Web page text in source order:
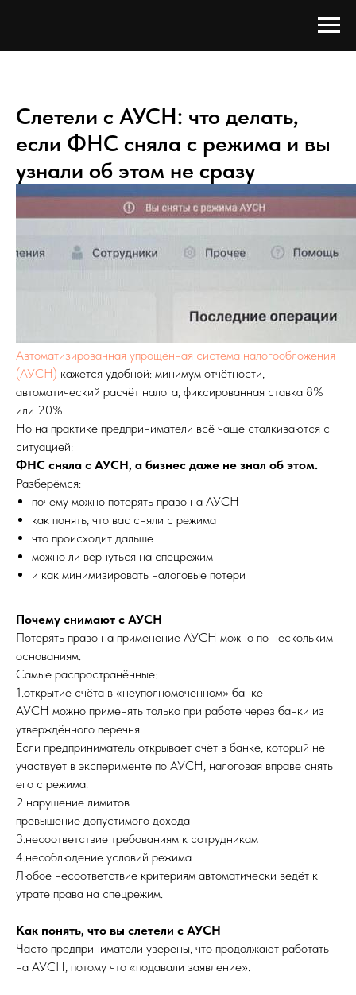
Слетели с АУСН: что делать,
если ФНС сняла с режима и вы
узнали об этом не сразу
Автоматизированная упрощённая система налогообложения
(АУСН) кажется удобной: минимум отчётности,
автоматический расчёт налога, фиксированная ставка 8%
или 20%.
Но на практике предприниматели всё чаще сталкиваются с
ситуацией:
ФНС сняла с АУСН, а бизнес даже не знал об этом.
Разберёмся:
почему можно потерять право на АУСН
как понять, что вас сняли с режима
что происходит дальше
можно ли вернуться на спецрежим
и как минимизировать налоговые потери
Почему снимают с АУСН
Потерять право на применение АУСН можно по нескольким
основаниям.
Самые распространённые:
1.открытие счёта в «неуполномоченном» банке
АУСН можно применять только при работе через банки из
утверждённого перечня.
Если предприниматель открывает счёт в банке, который не
участвует в эксперименте по АУСН, налоговая вправе снять
его с режима.
2.нарушение лимитов
превышение допустимого дохода
3.несоответствие требованиям к сотрудникам
4.несоблюдение условий режима
Любое несоответствие критериям автоматически ведёт к
утрате права на спецрежим.
Как понять, что вы слетели с АУСН
Часто предприниматели уверены, что продолжают работать
на АУСН, потому что «подавали заявление».